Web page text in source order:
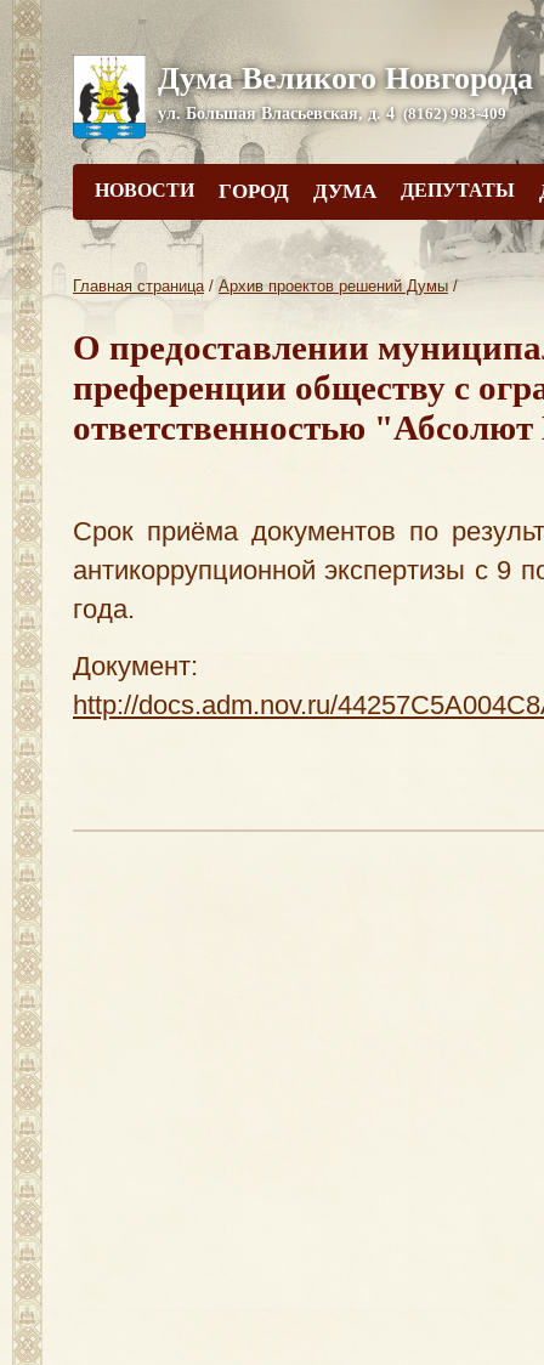
Дума Великого Новгорода
ул. Большая Власьевская, д. 4 (8162) 983-409
НОВОСТИ ГОРОД ДУМА ДЕПУТАТЫ
Главная страница/ Архив проектов решений Думы/
О предоставлении
преференции обществу с
ответственностью
Срок приёма документов по
антикоррупционной экспертизы с 9
года.
Документ:
http://docs.adm.nov.ru/